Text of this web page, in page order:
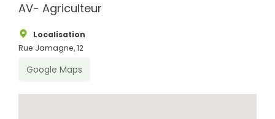
AV- Agriculteur
Localisation
Rue Jamagne, 12
Google Maps